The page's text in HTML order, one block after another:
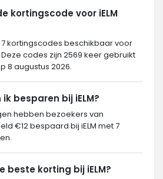
kortingscode voor iELM
kortingscodes beschikbaar voor
Deze codes zijn 2569 keer gebruikt
8 augustus 2026.
besparen bij iELM?
hebben bezoekers van
€12 bespaard bij iELM met 7
beste korting bij iELM?